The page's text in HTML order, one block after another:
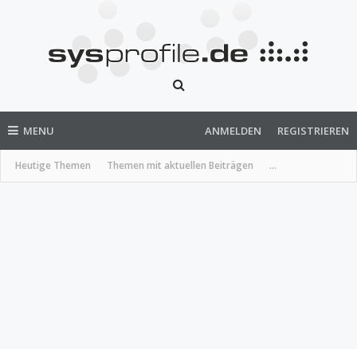
MENU
Heutige Themen Themen mit aktuellen Beiträgen ...
ANMELDEN REGISTRIEREN